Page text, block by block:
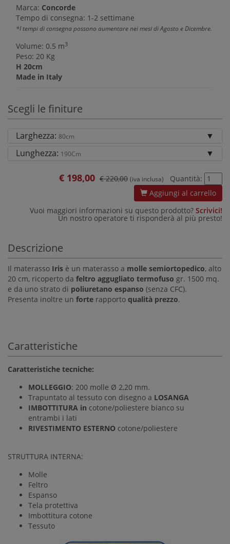
Marca: Concorde
Tempo di consegna: 1-2 settimane
*I tempi di consegna possono aumentare nei mesi di Agosto e Dicembre.
Volume: 0.5 m3
Peso: 20 Kg
H 20cm
Made in Italy
Scegli le finiture
Larghezza: 80cm
Lunghezza: 190Cm
€ 198,00 € 220,00 (iva inclusa)
Quantità:
Aggiungi al carrello
Vuoi maggiori informazioni su questo prodotto? Scrivici!
Un nostro operatore ti risponderà al più presto!
Descrizione
Il materasso Iris è un materasso a molle semiortopedico, alto
20 cm, ricoperto da feltro aggugliato termofuso gr. 1500 mq.
e da uno strato di poliuretano espanso (senza CFC).
Presenta inoltre un forte rapporto qualità prezzo.
Caratteristiche
Caratteristiche tecniche:
MOLLEGGIO: 200 molle Ø 2,20 mm.
Trapuntato al tessuto con disegno a LOSANGA
IMBOTTITURA in cotone/poliestere bianco su
entrambi i lati
RIVESTIMENTO ESTERNO cotone/poliestere
STRUTTURA INTERNA:
Molle
Feltro
Espanso
Tela protettiva
Imbottitura cotone
Tessuto